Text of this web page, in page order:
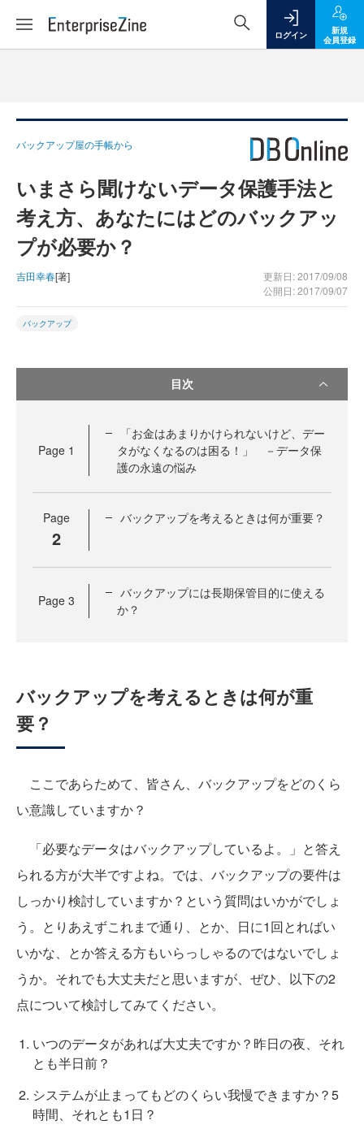
ログイン
新規
会員登録
バックアップ屋の手帳から
いまさら聞けないデータ保護手法と
考え方、あなたにはどのバックアッ
プが必要か？
吉田幸春[著]
更新日: 2017/09/08
公開日: 2017/09/07
バックアップ
目次
Page 1
「お金はあまりかけられないけど、デー
タがなくなるのは困る！」 －データ保
護の永遠の悩み
Page
2
バックアップを考えるときは何が重要？
Page 3
バックアップには長期保管目的に使える
か？
バックアップを考えるときは何が重
要？
ここであらためて、皆さん、バックアップをどのくら
い意識していますか？
「必要なデータはバックアップしているよ。」と答え
られる方が大半ですよね。では、バックアップの要件は
しっかり検討していますか？という質問はいかがでしょ
う。とりあえずこれまで通り、とか、日に1回とればい
いかな、とか答える方もいらっしゃるのではないでしょ
うか。それでも大丈夫だと思いますが、ぜひ、以下の2
点について検討してみてください。
いつのデータがあれば大丈夫ですか？昨日の夜、それ
とも半日前？
システムが止まってもどのくらい我慢できますか？5
時間、それとも1日？